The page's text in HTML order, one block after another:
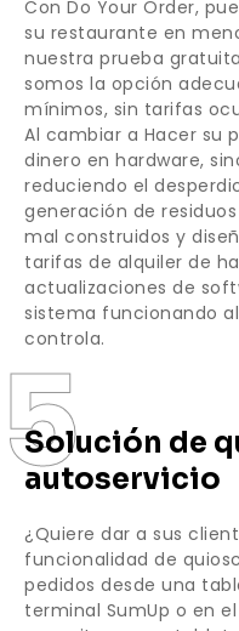
Con Do Your Order,
su restaurante en
nuestra prueba
somos la opción
mínimos, sin tarifas
Al cambiar a Hacer su
dinero en hardware,
reduciendo el
generación de
mal construidos y
tarifas de alquiler de
actualizaciones de
sistema funcionando
controla.
5
Solución de
autoservicio
¿Quiere dar a sus
funcionalidad de
pedidos desde una
terminal SumUp o en